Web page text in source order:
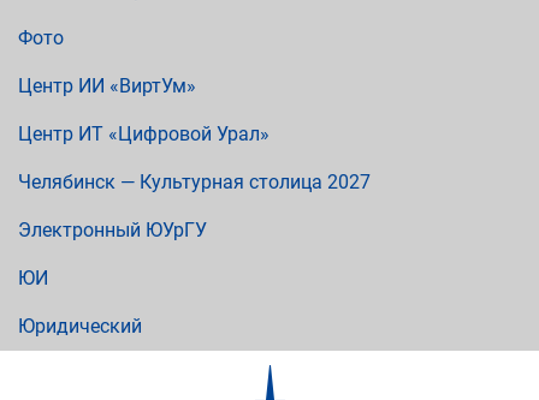
Фото
Центр ИИ «ВиртУм»
Центр ИТ «Цифровой Урал»
Челябинск — Культурная столица 2027
Электронный ЮУрГУ
ЮИ
Юридический